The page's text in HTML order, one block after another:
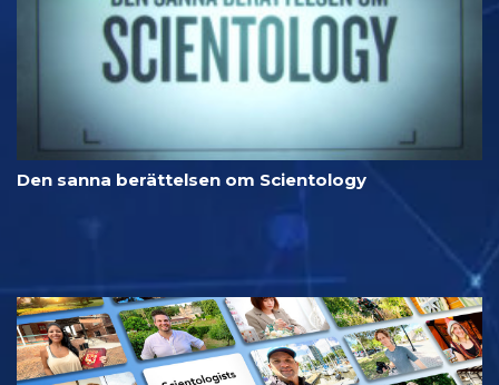
Den sanna berättelsen om Scientology